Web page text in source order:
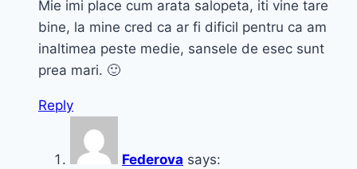
Mie imi place cum arata salopeta, iti vine tare
bine, la mine cred ca ar fi dificil pentru ca am
inaltimea peste medie, sansele de esec sunt
prea mari. 🙂
Reply
Federova says: